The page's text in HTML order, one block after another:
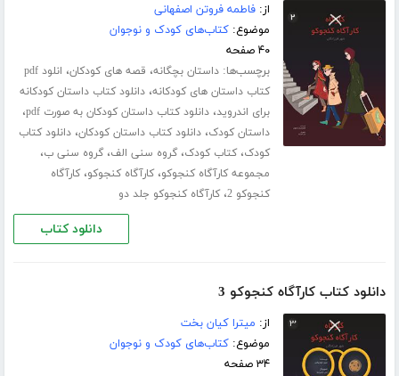
از:فاطمه فروتن اصفهانی
موضوع:کتاب‌های کودک و نوجوان
۴۰ صفحه
برچسب‌ها:داستان بچگانه، قصه های کودکان،
انلود pdf
کتاب داستان های کودکانه،دانلود کتاب داستان کودکانه
برای اندروید،دانلود کتاب داستان کودکان به صورت pdf ،
داستان کودک،دانلود کتاب داستان کودکان،دانلود کتاب
کودک،کتاب کودک،گروه سنی الف،گروه سنی ب،
مجموعه کارآگاه کنجوکو،کارآگاه کنجوکو،کارآگاه
کنجوکو 2 ،کارآگاه کنجوکو جلد دو
دانلود کتاب
دانلود کتاب کارآگاه کنجوکو 3
از: میترا کیان بخت
موضوع:کتاب‌های کودک و نوجوان
۳۴ صفحه